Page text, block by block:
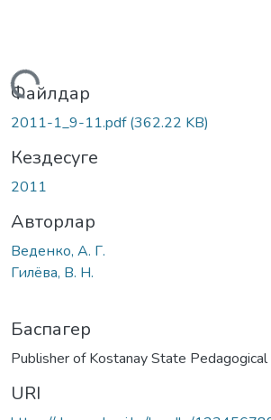
Жүктеу...
Файлдар
2011-1_9-11.pdf(362.22 KB)
Кездесуге
2011
Авторлар
Веденко, А. Г.
Гилёва, В. Н.
Баспагер
Publisher of Kostanay State
URI